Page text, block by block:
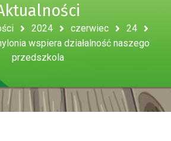
2024 czerwiec
24
wspiera działalność naszego
przedszkola